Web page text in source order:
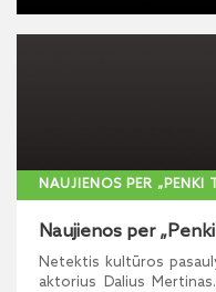
NAUJIENOS PER „PENKI
Naujienos per
Netektis kultūros
aktorius Dalius